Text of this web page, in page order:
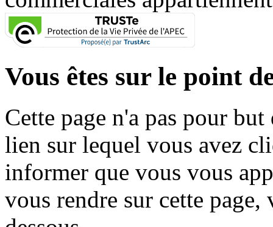
Vous êtes sur le point
Cette page n'a pas pour
lien sur lequel vous avez
informer que vous vous
vous rendre sur cette